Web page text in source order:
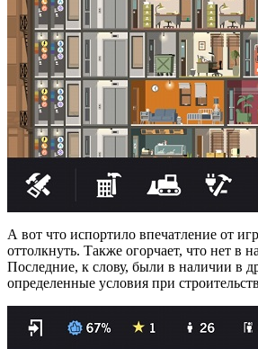
А вот что испортило впечатление от
оттолкнуть. Также огорчает, что нет в
Последние, к слову, были в наличии в
определенные условия при